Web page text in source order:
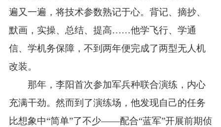
遍又一遍，将技术参数熟记于心。背记、摘抄、
默画，实操、总结、提高……他学飞行、学通
信、学机务保障，不到两年便完成了两型无人机
改装。
那年，李阳首次参加军兵种联合演练，内心
充满干劲。然而到了演练场，他发现自己的任务
比想象中“简单”了不少——配合“蓝军”开展前期侦